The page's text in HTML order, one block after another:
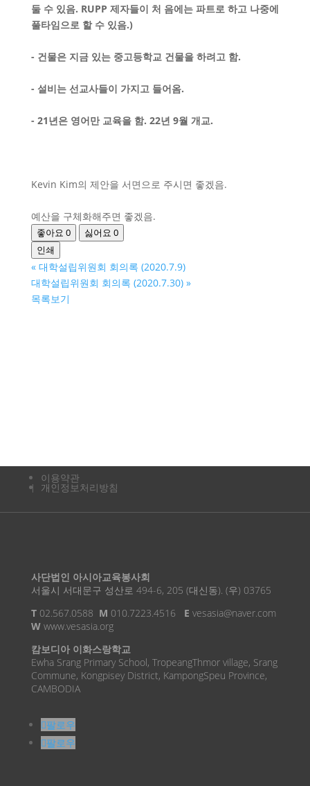
둘 수 있음. RUPP 제자들이 처 음에는 파트로 하고 나중에
풀타임으로 할 수 있음.)
- 건물은 지금 있는 중고등학교 건물을 하려고 함.
- 설비는 선교사들이 가지고 들어옴.
- 21년은 영어만 교육을 함. 22년 9월 개교.
Kevin Kim의 제안을 서면으로 주시면 좋겠음.
예산을 구체화해주면 좋겠음.
좋아요 0 싫어요 0
인쇄
« 대학설립위원회 회의록 (2020.7.9)
대학설립위원회 회의록 (2020.7.30) »
목록보기
이용약관
개인정보처리방침
사단법인 아시아교육봉사회
서울시 서대문구 성산로 494-6, 205 (대신동). (우) 03765
T02.567.0588 M 010.7223.4516 E vesasia@naver.com
Wwww.vesasia.org
캄보디아 이화스랑학교
Ewha Srang Primary School, TropeangThmor village, Srang
Commune, Kongpisey District, KampongSpeu Province,
CAMBODIA
팔로우
팔로우